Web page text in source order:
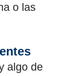
o las
algo de